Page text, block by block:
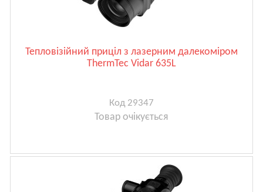
Тепловізійний приціл з лазерним далекоміром
ThermTec Vidar 635L
Код 29347
Товар очікується